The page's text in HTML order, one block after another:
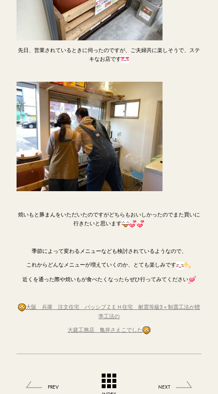
先日、営業されているときに伺ったのですが、ご夫婦共に楽しそうで、ステ
キなお店です
焼いもと豚まんをいただいたのですがどちらもおいしかったのでまた買いに
行きたいと思います
季節によって変わるメニューなども検討されているようなので、
これからどんなメニューが増えていくのか、とても楽しみです
近くを通った際や焼いもが食べたくなったらぜひ行ってみてください
大阪 兵庫 注文住宅 パッシブＺＥＨ住宅 耐震等級3＋制震工法が標
準工法の
大庭工務店 亀井さえこでした
PREV
NEXT